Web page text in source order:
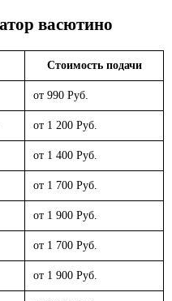
васютино
Стоимость подачи
от 990 Руб.
от 1 200 Руб.
от 1 400 Руб.
от 1 700 Руб.
от 1 900 Руб.
от 1 700 Руб.
от 1 900 Руб.